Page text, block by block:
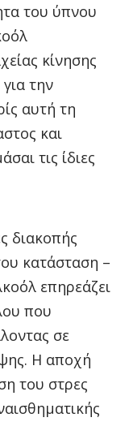
του ύπνου
κίνησης
την
αυτή τη
και
τις ίδιες
διακοπής
κατάσταση –
επηρεάζει
που
σε
Η αποχή
του στρες